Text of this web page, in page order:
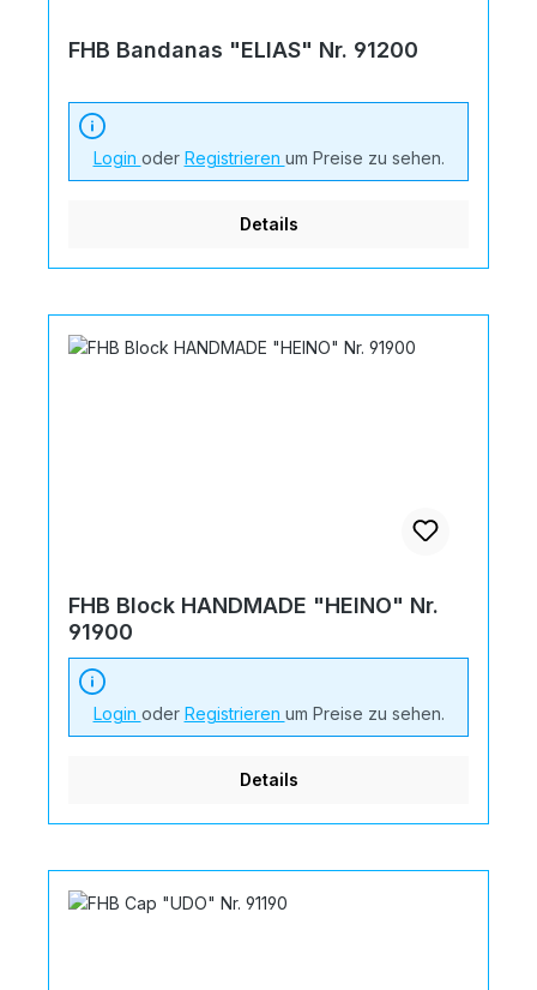
FHB Bandanas "ELIAS" Nr. 91200
Login oder Registrieren um Preise zu sehen.
Details
FHB Block HANDMADE "HEINO" Nr.
91900
Login oder Registrieren um Preise zu sehen.
Details